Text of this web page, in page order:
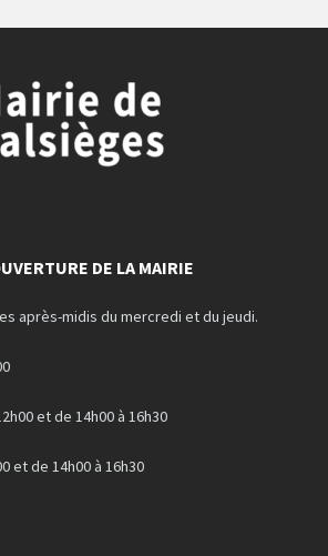
DE LA MAIRIE
après-midis du mercredi et du jeudi.
et de 14h00 à 16h30
et de 14h00 à 16h30